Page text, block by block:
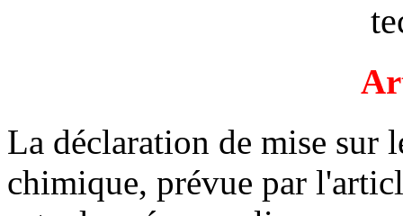
La déclaration de mise sur
chimique, prévue par